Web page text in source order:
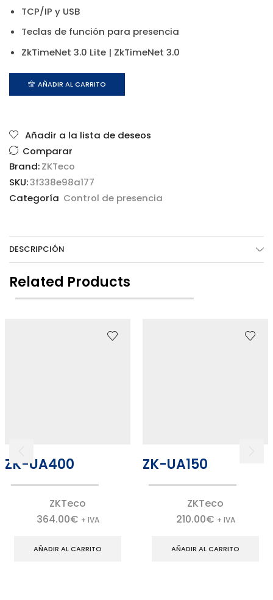
TCP/IP y USB
Teclas de función para presencia
ZkTimeNet 3.0 Lite | ZkTimeNet 3.0
AÑADIR AL CARRITO
Añadir a la lista de deseos
Comparar
Brand:ZKTeco
SKU:3f338e98a177
Categoría Control de presencia
DESCRIPCIÓN
Related Products
ZK-UA400
ZKTeco
364.00€ + IVA
AÑADIR AL CARRITO
ZK-UA150
ZKTeco
210.00€ + IVA
AÑADIR AL CARRITO